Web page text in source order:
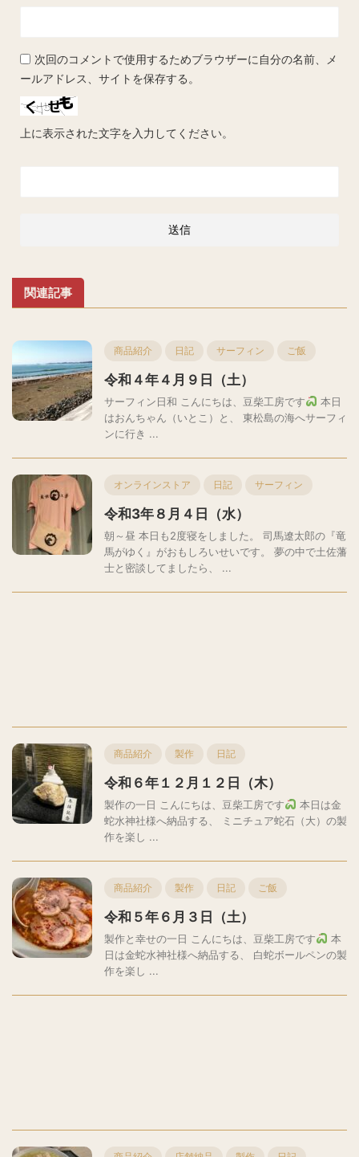
次回のコメントで使用するためブラウザーに自分の名前、メ
ールアドレス、サイトを保存する。
上に表示された文字を入力してください。
関連記事
商品紹介 日記 サーフィン ご飯
令和４年４月９日（土）
サーフィン日和 こんにちは、豆柴工房です
本日
はおんちゃん（いとこ）と、 東松島の海へサーフィ
ンに行き ...
オンラインストア 日記 サーフィン
令和3年８月４日（水）
朝～昼 本日も2度寝をしました。 司馬遼太郎の『竜
馬がゆく』がおもしろいせいです。 夢の中で土佐藩
士と密談してましたら、 ...
商品紹介 製作 日記
令和６年１２月１２日（木）
製作の一日 こんにちは、豆柴工房です
本日は金
蛇水神社様へ納品する、 ミニチュア蛇石（大）の製
作を楽し ...
商品紹介 製作 日記 ご飯
令和５年６月３日（土）
製作と幸せの一日 こんにちは、豆柴工房です
本
日は金蛇水神社様へ納品する、 白蛇ボールペンの製
作を楽し ...